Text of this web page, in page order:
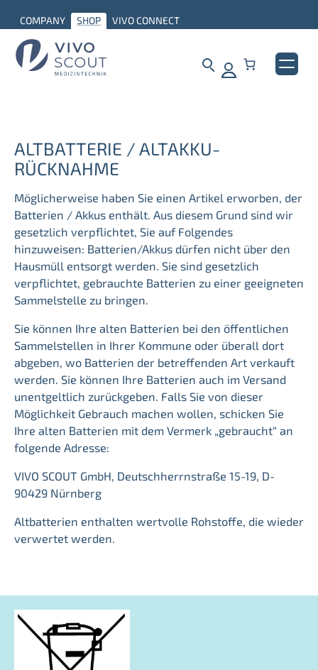
COMPANY SHOP VIVO CONNECT
ALTBATTERIE / ALTAKKU-
RÜCKNAHME
Möglicherweise haben Sie einen Artikel erworben, der
Batterien / Akkus enthält. Aus diesem Grund sind wir
gesetzlich verpflichtet, Sie auf Folgendes
hinzuweisen: Batterien/Akkus dürfen nicht über den
Hausmüll entsorgt werden. Sie sind gesetzlich
verpflichtet, gebrauchte Batterien zu einer geeigneten
Sammelstelle zu bringen.
Sie können Ihre alten Batterien bei den öffentlichen
Sammelstellen in Ihrer Kommune oder überall dort
abgeben, wo Batterien der betreffenden Art verkauft
werden. Sie können Ihre Batterien auch im Versand
unentgeltlich zurückgeben. Falls Sie von dieser
Möglichkeit Gebrauch machen wollen, schicken Sie
Ihre alten Batterien mit dem Vermerk „gebraucht“ an
folgende Adresse:
VIVO SCOUT GmbH, Deutschherrnstraße 15-19, D-
90429 Nürnberg
Altbatterien enthalten wertvolle Rohstoffe, die wieder
verwertet werden.